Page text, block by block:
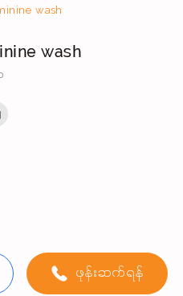
wash
wash
ဖုန်းဆက်ရန်